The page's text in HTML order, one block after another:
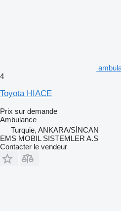
4
Toyota HIACE
Prix sur demande
Ambulance
Turquie, ANKARA/SİNCAN
EMS MOBIL SISTEMLER A.S
Contacter le vendeur